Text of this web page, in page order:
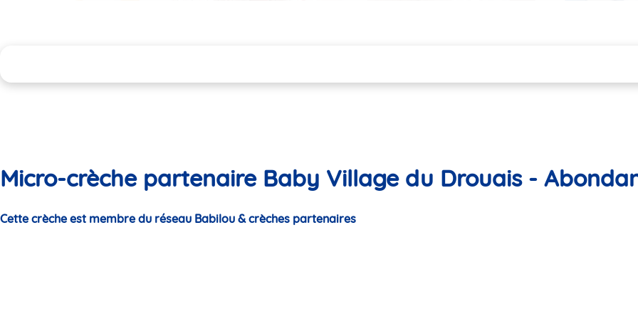
Micro-crèche partenaire Baby Village du Drouais -
Cette crèche est membre du réseau Babilou & crèches partenaires